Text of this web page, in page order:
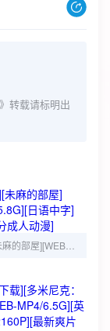
转载请标明出